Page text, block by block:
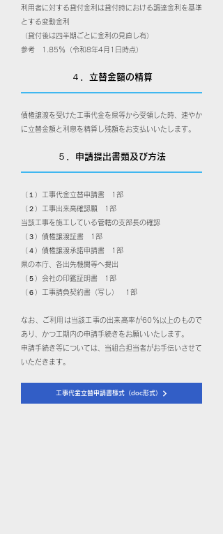
利用者に対する貸付金利は貸付時における調達金利を基準
とする変動金利
（貸付後は四半期ごとに金利の見直し有）
参考 1.85％（令和8年4月1日時点）
４．立替金額の精算
債権譲渡を受けた工事代金を県等から受領した時、速やか
に立替金額と利息を精算し残額をお支払いいたします。
５．申請提出書類及び方法
（１）工事代金立替申請書 1部
（２）工事出来高確認願 1部
当該工事を施工している管轄の支部長の確認
（３）債権譲渡証書 1部
（４）債権譲渡承諾申請書 1部
県の本庁、各出先機関等へ提出
（５）会社の印鑑証明書 1部
（６）工事請負契約書（写し） 1部
なお、ご利用は当該工事の出来高率が60％以上のもので
あり、かつ工期内の申請手続きをお願いいたします。
申請手続き等については、当組合担当者がお手伝いさせて
いただきます。
工事代金立替申請書様式（doc形式）